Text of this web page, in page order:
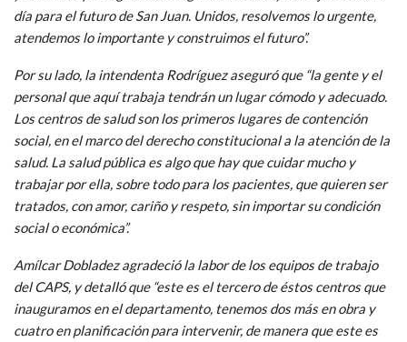
día para el futuro de San Juan. Unidos, resolvemos lo urgente,
atendemos lo importante y construimos el futuro”.
Por su lado, la intendenta Rodríguez aseguró que “la gente y el
personal que aquí trabaja tendrán un lugar cómodo y adecuado.
Los centros de salud son los primeros lugares de contención
social, en el marco del derecho constitucional a la atención de la
salud. La salud pública es algo que hay que cuidar mucho y
trabajar por ella, sobre todo para los pacientes, que quieren ser
tratados, con amor, cariño y respeto, sin importar su condición
social o económica”.
Amílcar Dobladez agradeció la labor de los equipos de trabajo
del CAPS, y detalló que “este es el tercero de éstos centros que
inauguramos en el departamento, tenemos dos más en obra y
cuatro en planificación para intervenir, de manera que este es